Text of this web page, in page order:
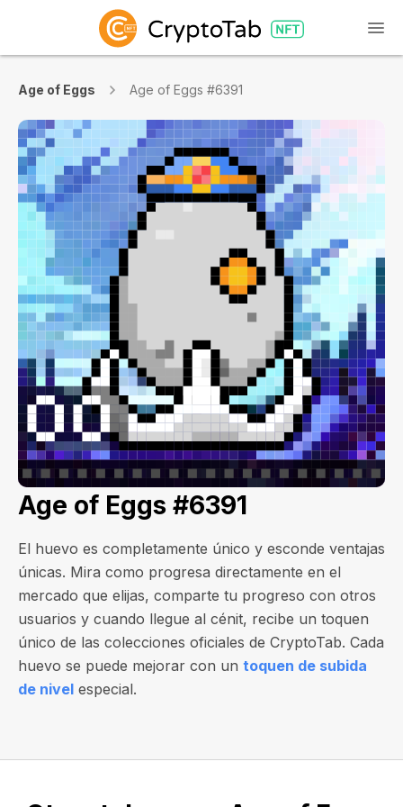
Age of Eggs Age of Eggs #6391
Age of Eggs #6391
El huevo es completamente único y esconde ventajas
únicas. Mira como progresa directamente en el
mercado que elijas, comparte tu progreso con otros
usuarios y cuando llegue al cénit, recibe un toquen
único de las colecciones oficiales de CryptoTab. Cada
huevo se puede mejorar con un toquen de subida
de nivel especial.